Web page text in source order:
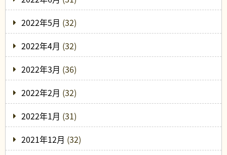
2022年5月 (32)
2022年4月 (32)
2022年3月 (36)
2022年2月 (32)
2022年1月 (31)
2021年12月 (32)